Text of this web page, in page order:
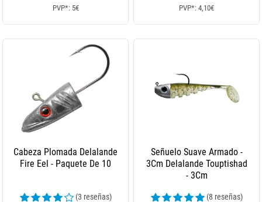
PVP*: 5€ PVP*: 4,10€
Cabeza Plomada Delalande
Fire Eel - Paquete De 10
(3 reseñas)
Señuelo Suave Armado -
3Cm Delalande Touptishad
- 3Cm
(8 reseñas)